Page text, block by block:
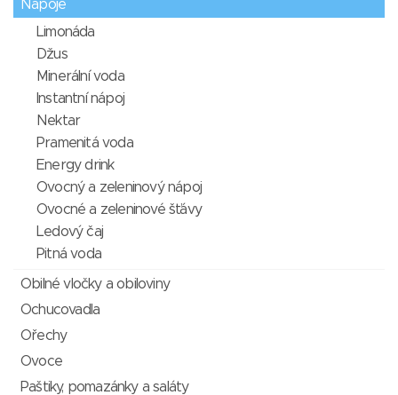
Nápoje
Limonáda
Džus
Minerální voda
Instantní nápoj
Nektar
Pramenitá voda
Energy drink
Ovocný a zeleninový nápoj
Ovocné a zeleninové šťávy
Ledový čaj
Pitná voda
Obilné vločky a obiloviny
Ochucovadla
Ořechy
Ovoce
Paštiky, pomazánky a saláty